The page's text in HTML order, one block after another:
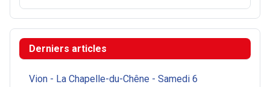
Derniers articles
Vion - La Chapelle-du-Chêne - Samedi 6